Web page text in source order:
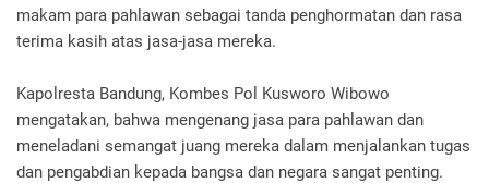
makam para pahlawan sebagai tanda penghormatan dan rasa
terima kasih atas jasa-jasa mereka.
Kapolresta Bandung, Kombes Pol Kusworo Wibowo
mengatakan, bahwa mengenang jasa para pahlawan dan
meneladani semangat juang mereka dalam menjalankan tugas
dan pengabdian kepada bangsa dan negara sangat penting.